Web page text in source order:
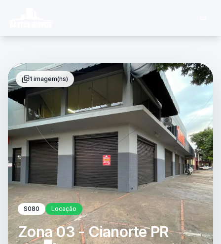
S080 Locação
Zona 03 - Cianorte PR
1 imagem(ns)